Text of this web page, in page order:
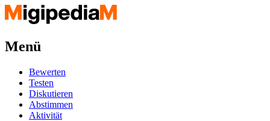
Menü
Bewerten
Testen
Diskutieren
Abstimmen
Aktivität